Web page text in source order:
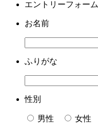
エントリーフォーム
お名前
ふりがな
性別
男性 女性